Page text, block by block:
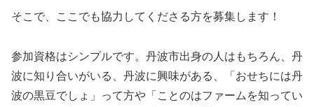
そこで、ここでも協力してくださる方を募集します！
参加資格はシンプルです。丹波市出身の人はもちろん、丹
波に知り合いがいる、丹波に興味がある、「おせちには丹
波の黒豆でしょ」って方や「ことのはファームを知ってい